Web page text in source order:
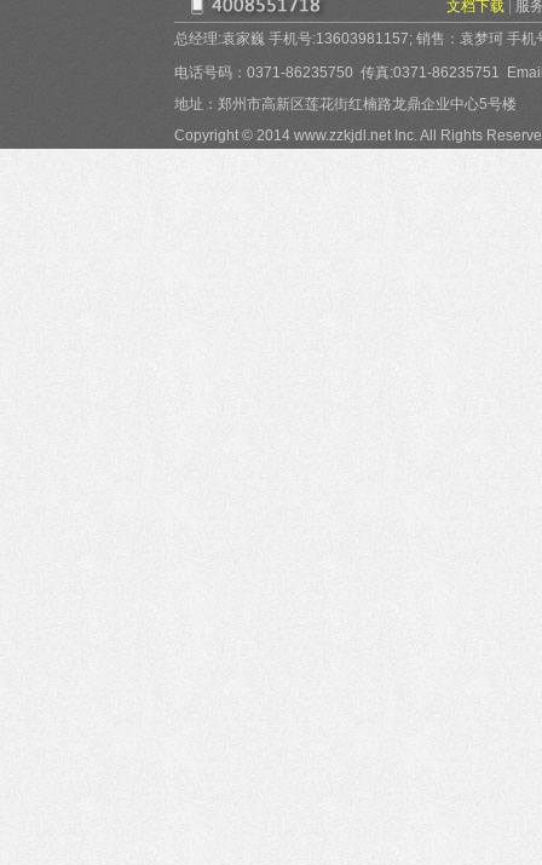
文档下载
服
总经理:袁家巍 手机号:13603981157; 销售：袁梦珂 手
电话号码：0371-86235750 传真:0371-86235751
地址：郑州市高新区莲花街红楠路龙鼎企业中心5号楼
Copyright © 2014 www.zzkjdl.net Inc. All Rights